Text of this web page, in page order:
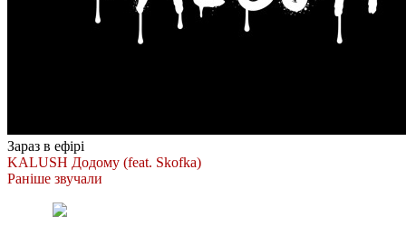
Зараз в ефірі
KALUSH Додому (feat. Skofka)
Раніше звучали